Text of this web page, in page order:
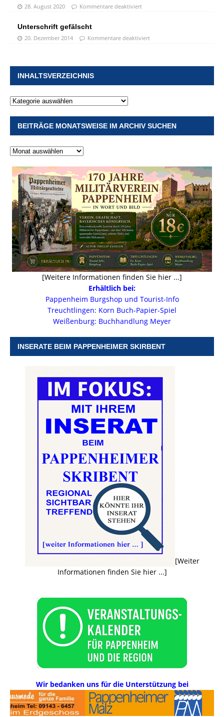
28. August 2020 Kommentare deaktiviert
Unterschrift gefälscht
20. Dezember 2014 Kommentare deaktiviert
INHALTSVERZEICHNIS
BEITRÄGE MONATSWEISE IM ARCHIV SUCHEN
[Weitere Informationen finden Sie hier ...]
Erhältlich bei:
Pappenheim Burgshop und Tourist-Info
Treuchtlingen: Korn Buch-Papier-Spiel
Weißenburg: Buchhandlung Meyer
INSERATE BEIM PAPPENHEIMER SKIRBENT
[Weiter
Informationen finden Sie hier ...]
Wir bedanken uns für die Unterstützung bei